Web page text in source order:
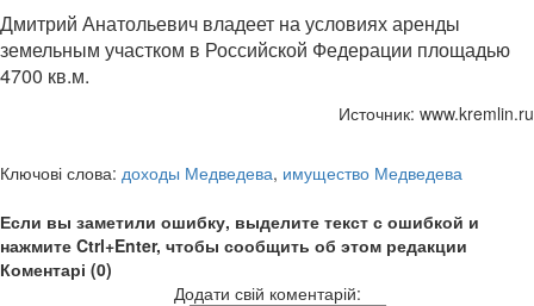
Дмитрий Анатольевич владеет на условиях аренды
земельным участком в Российской Федерации площадью
4700 кв.м.
Источник: www.kremlin.ru
Ключові слова: доходы Медведева, имущество Медведева
Если вы заметили ошибку, выделите текст с ошибкой и
нажмите Ctrl+Enter, чтобы сообщить об этом редакции
Коментарі (0)
Додати свій коментарій: